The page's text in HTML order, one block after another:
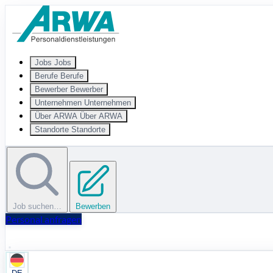
Zum Hauptinhalt springen
Jobs Jobs
Berufe Berufe
Bewerber Bewerber
Unternehmen Unternehmen
Über ARWA Über ARWA
Standorte Standorte
Job suchen… Bewerben
Personal anfragen